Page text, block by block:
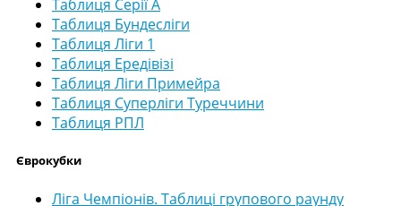
Таблиця Серії А
Таблиця Бундесліги
Таблиця Ліги 1
Таблиця Ередівізі
Таблиця Ліги Примейра
Таблиця Суперліги Туреччини
Таблиця РПЛ
Єврокубки
Ліга Чемпіонів. Таблиці групового раунду